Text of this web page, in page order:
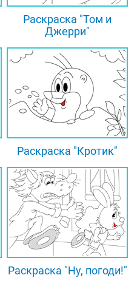
Раскраска "Том и
Джерри"
Раскраска "Кротик"
Раскраска "Ну, погоди!"